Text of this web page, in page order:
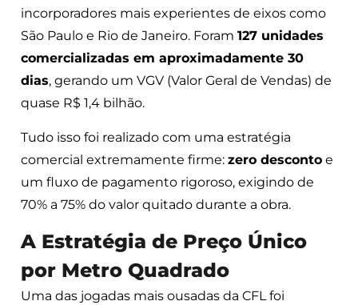
incorporadores mais experientes de eixos como
São Paulo e Rio de Janeiro. Foram 127 unidades
comercializadas em aproximadamente 30
dias, gerando um VGV (Valor Geral de Vendas) de
quase R$ 1,4 bilhão.
Tudo isso foi realizado com uma estratégia
comercial extremamente firme: zero desconto e
um fluxo de pagamento rigoroso, exigindo de
70% a 75% do valor quitado durante a obra.
A Estratégia de Preço Único
por Metro Quadrado
Uma das jogadas mais ousadas da CFL foi